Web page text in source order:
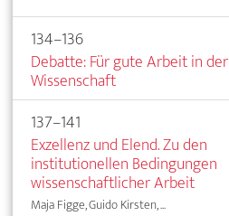
134–136
Debatte: Für gute Arbeit in der
Wissenschaft
137–141
Exzellenz und Elend. Zu den
institutionellen Bedingungen
wissenschaftlicher Arbeit
Maja Figge, Guido Kirsten, ...